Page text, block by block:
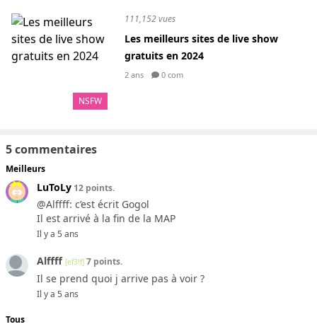
NSFW
111,152 vues
Les meilleurs sites de live show
gratuits en 2024
2 ans 0 com
5 commentaires
Meilleurs
LuToLy 12 points.
@Alffff: c’est écrit Gogol
Il est arrivé à la fin de la MAP
Il y a 5 ans
Alffff [ef3!f] 7 points.
Il se prend quoi j arrive pas à voir ?
Il y a 5 ans
Tous